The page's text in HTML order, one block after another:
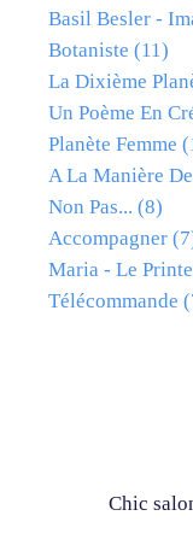
Basil Besler -
Botaniste (11)
La Dixième
Un Poème En
Planète Femme
A La Manière
Non Pas... (8)
Accompagner
Maria - Le
Télécommande
Chic